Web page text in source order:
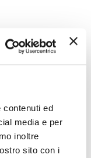
contenuti ed
media e per
inoltre
sito con i